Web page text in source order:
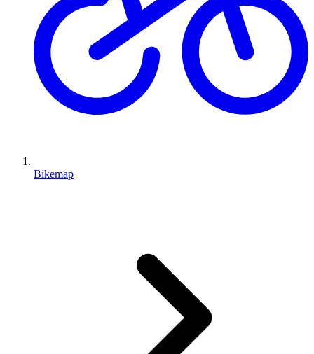
Bikemap